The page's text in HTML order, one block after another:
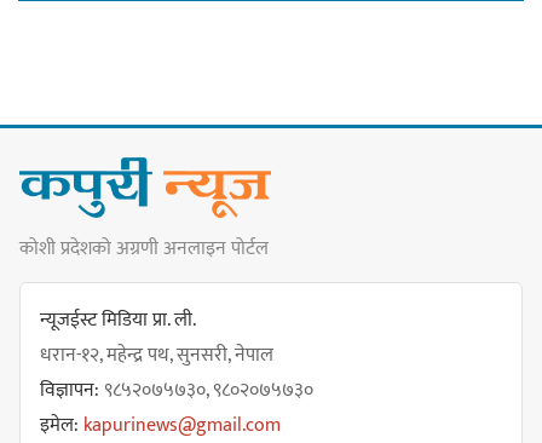
फेरबदल गर्न दलहरूलाई अस्थिरताको
खेल सजिलो : पूर्व प्रदेश प्रमुख तुम्बाहाङ
सङ्खुवासभामा सिलिचोङ स्वास्थ्य
कोशी प्रदेशको अग्रणी अनलाइन पोर्टल
न्यूजईस्ट मिडिया प्रा. ली.
धरान-१२, महेन्द्र पथ, सुनसरी, नेपाल
विज्ञापन:९८५२०७५७३०, ९८०२०७५७३०
इमेल: kapurinews@gmail.com